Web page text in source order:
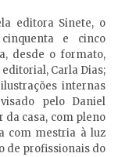
editora Sinete, o
e cinco
desde o formato,
Carla Dias;
internas
pelo Daniel
da casa, com pleno
com mestria à luz
de profissionais do